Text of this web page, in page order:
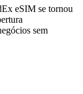
eSIM se tornou
sem